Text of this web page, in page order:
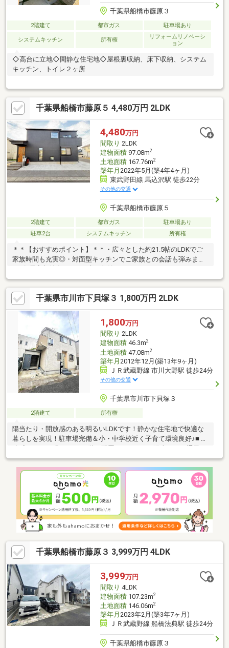
千葉県船橋市藤原３
2階建て 都市ガス 駐車場あり
システムキッチン 所有権
リフォームリノベーシ
ョン
◇高台に立地◇閑静な住宅地◇屋根裏収納、床下収納、システム
キッチン、トイレ２ヶ所
千葉県船橋市藤原５ 4,480万円 2LDK
4,480万円
間取り 2LDK
建物面積97.08m2
土地面積167.76m2
築年月 2022年5月(築4年4ヶ月)
東武野田線 馬込沢駅 徒歩22分
その他の交通
千葉県船橋市藤原５
2階建て 都市ガス
駐車場あり
駐車2台
システムキッチン 所有権
＊＊【おすすめポイント】＊＊・広々とした約21.5帖のLDKでご
家族時間も充実◎・対面型キッチンでご家族との会話も弾みます
お部屋でおくつろぎいただけます。・雨の日にも嬉しいランドリ
ーコーナー有◎＊＊【 周辺環境】 ＊＊・ベルク船橋藤原店 徒歩
約24分・ファミリーマート船橋藤原四丁目 徒歩約18分・クリエ
イトSD 船橋藤原店 徒歩約18分・東京東信用金庫馬込支店 徒
歩約22分・船橋藤原三郵便局 徒歩約25分・坂口医院 徒歩約15
分・法典小学校 徒歩約15分・法田中学校 徒歩約11分
千葉県市川市下貝塚３ 1,800万円 2LDK
1,800万円
間取り 2LDK
建物面積46.3m2
土地面積47.08m2
築年月 2012年12月(築13年9ヶ月)
ＪＲ武蔵野線 市川大野駅 徒歩24分
その他の交通
千葉県市川市下貝塚３
2階建て 所有権
陽当たり・開放感のある明るいLDKです！静かな住宅地で快適な
暮らしを実現！駐車場完備＆小・中学校近く子育て環境良好♪■ 開
もに良好で、ご家族でゆったりお過ごしいただけます。バルコニ
ーに直結しており、爽やかな風が吹き抜ける快適な空間です。■
充実の収納スペース季節物の衣類やレジャー用品の保管に便利な
小屋裏収納あり！■ 子育て・生活環境も良好・市川市立下貝塚中
学校……徒歩約4分・市川市立宮久保小学校……徒歩約10分
千葉県船橋市藤原３ 3,999万円 4LDK
3,999万円
間取り 4LDK
建物面積107.23m2
土地面積146.06m2
築年月 2023年2月(築3年7ヶ月)
ＪＲ武蔵野線 船橋法典駅 徒歩24分
千葉県船橋市藤原３